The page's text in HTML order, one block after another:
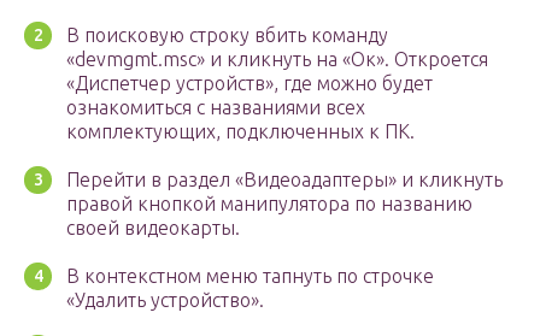
В поисковую строку вбить команду
«devmgmt.msc» и кликнуть на «Ок». Откроется
«Диспетчер устройств», где можно будет
ознакомиться с названиями всех
комплектующих, подключенных к ПК.
Перейти в раздел «Видеоадаптеры» и кликнуть
правой кнопкой манипулятора по названию
своей видеокарты.
В контекстном меню тапнуть по строчке
«Удалить устройство».